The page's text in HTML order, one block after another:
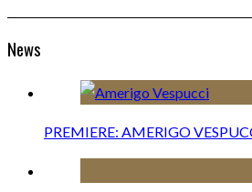
News
PREMIERE: AMERIGO